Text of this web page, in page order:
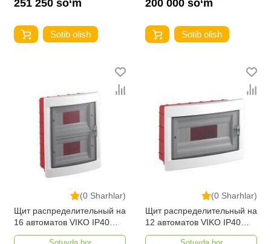
251 250 so‘m
Sotib olish
200 000 so‘m
Sotib olish
(0 Sharhlar)
Щит распределительный на
16 автоматов VIKO IP40
внутренний
(0 Sharhlar)
Щит распределительный на
12 автоматов VIKO IP40
внутренний